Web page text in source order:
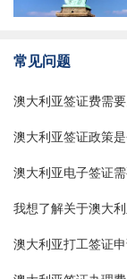
常见问题
澳大利亚签证费需
澳大利亚签证政策
澳大利亚电子签证
澳大利亚打工签证